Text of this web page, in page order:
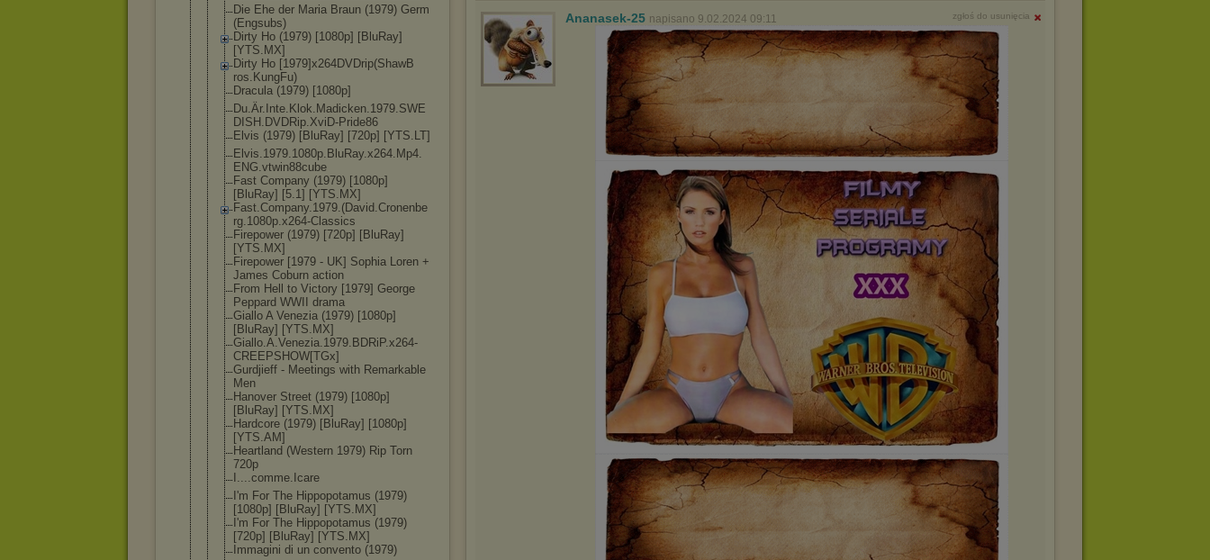
prosimy o opuszczenie serwisu chomikuj.pl.
Wykorzystanie plików cookies
przezZaufanych Partnerów
(dostosowanie reklam do Twoich potrzeb, analiza skuteczności działań
marketingowych).
Wyrażenie sprzeciwu spowoduje, że wyświetlana Ci reklama nie
będzie dopasowana do Twoich preferencji, a będzie to reklama
wyświetlona przypadkowo.
Istnieje możliwość zmiany ustawień przeglądarki internetowej w
sposób uniemożliwiający przechowywanie plików cookies na
dokonując odpowiednich zmian w ustawieniach przeglądarki
Pełną informację na ten temat znajdziesz pod adresem
http://chomikuj.pl/PolitykaPrywatnosci.aspx
Die Ehe der Maria Braun (1979) Germ
(Engsubs)
Dirty Ho (1979) [1080p] [BluRay]
[YTS.MX]
Dirty Ho [1979]x264DVDrip(ShawB
ros.KungFu)
Dracula (1979) [1080p]
Du.Är.Inte. Klok.Madicken.1979.SWE
DISH.DVDRip.XviD-Pride86
Elvis (1979) [BluRay] [720p] [YTS.LT]
Elvis.1979.1080p.BluRay.x264.Mp4.
ENG.vtwin88cube
Fast Company (1979) [1080p]
[BluRay] [5.1] [YTS.MX]
Fast.Company.1979.(David.Cronenbe
rg.1080p.x264-Classics
Firepower (1979) [720p] [BluRay]
[YTS.MX]
Firepower [1979 - UK] Sophia Loren +
James Coburn action
From Hell to Victory [1979] George
Peppard WWII drama
Giallo A Venezia (1979) [1080p]
[BluRay] [YTS.MX]
Giallo.A.Venezia.1979. BDRiP.x264-
CREEPSHOW[TGx]
Gurdjieff - Meetings with Remarkable
Men
Hanover Street (1979) [1080p]
[BluRay] [YTS.MX]
Hardcore (1979) [BluRay] [1080p]
[YTS.AM]
Heartland (Western 1979) Rip Torn
720p
I....comme. Icare
I'm For The Hippopotamus (1979)
[1080p] [BluRay] [YTS.MX]
I'm For The Hippopotamus (1979)
[720p] [BluRay] [YTS.MX]
Immagini di un convento (1979)
Ananasek-25 napisano 9.02.2024 09:11 zgłoś do usunięcia